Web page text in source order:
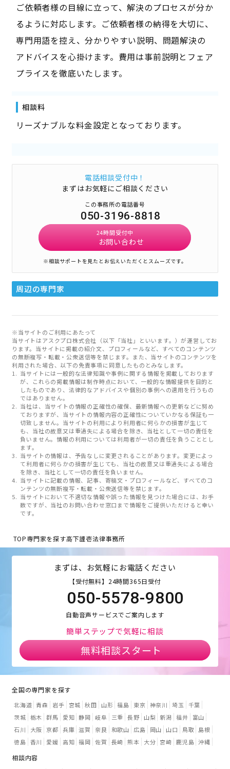
ご依頼者様の目線に立って、解決のプロセスが分か
るように対応します。ご依頼者様の納得を大切に、
専門用語を控え、分かりやすい説明、問題解決の
アドバイスを心掛けます。費用は事前説明とフェア
プライスを徹底いたします。
相談料
リーズナブルな料金設定となっております。
電話相談受付中！
まずはお気軽にご相談ください
この事務所の電話番号
050-3196-8818
24時間受付中
お問い合わせ
※相談サポートを見たとお伝えいただくとスムーズです。
周辺の専門家
※当サイトのご利用にあたって
当サイトはアスクプロ株式会社（以下「当社」といいます。）が運営してお
ります。当サイトに掲載の紹介文、プロフィールなど、すべてのコンテンツ
の無断複写・転載・公衆送信等を禁じます。また、当サイトのコンテンツを
利用された場合、以下の免責事項に同意したものとみなします。
当サイトには一般的な法律知識や事例に関する情報を掲載しております
が、これらの掲載情報は制作時点において、一般的な情報提供を目的と
したものであり、法律的なアドバイスや個別の事例への適用を行うもの
ではありません。
当社は、当サイトの情報の正確性の確保、最新情報への更新などに努め
ておりますが、当サイトの情報内容の正確性についていかなる保証も一
切致しません。当サイトの利用により利用者に何らかの損害が生じて
も、当社の故意又は重過失による場合を除き、当社として一切の責任を
負いません。情報の利用については利用者が一切の責任を負うこととし
ます。
当サイトの情報は、予告なしに変更されることがあります。変更によっ
て利用者に何らかの損害が生じても、当社の故意又は重過失による場合
を除き、当社として一切の責任を負いません。
当サイトに記載の情報、記事、寄稿文・プロフィールなど、すべてのコ
ンテンツの無断複写・転載・公衆送信等を禁じます。
当サイトにおいて不適切な情報や誤った情報を見つけた場合には、お手
数ですが、当社のお問い合わせ窓口まで情報をご提供いただけると幸い
です。
TOP専門家を探す高下謹壱法律事務所
まずは、お気軽にお電話ください
【受付無料】24時間365日受付
050-5578-9800
自動音声サービスでご案内します
簡単ステップで気軽に相談
無料相談スタート
全国の専門家を探す
北海道 青森 岩手 宮城 秋田 山形 福島 東京 神奈川 埼玉
千葉
茨城 栃木 群馬 愛知 静岡 岐阜 三重 長野 山梨 新潟 福井
富山
石川
大阪 京都 兵庫 滋賀 奈良 和歌山 広島 岡山 山口 鳥取
島根
徳島 香川 愛媛 高知 福岡 佐賀 長崎 熊本 大分 宮崎 鹿児島 沖縄
相談内容